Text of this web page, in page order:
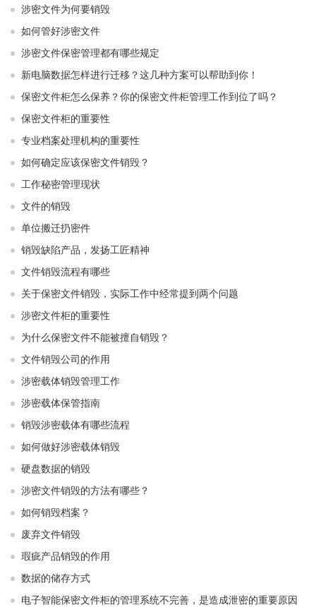
涉密文件为何要销毁
如何管好涉密文件
涉密文件保密管理都有哪些规定
新电脑数据怎样进行迁移？这几种方案可以帮助到你！
保密文件柜怎么保养？你的保密文件柜管理工作到位了吗？
保密文件柜的重要性
专业档案处理机构的重要性
如何确定应该保密文件销毁？
工作秘密管理现状
文件的销毁
单位搬迁扔密件
销毁缺陷产品，发扬工匠精神
文件销毁流程有哪些
关于保密文件销毁，实际工作中经常提到两个问题
涉密文件柜的重要性
为什么保密文件不能被擅自销毁？
文件销毁公司的作用
涉密载体销毁管理工作
涉密载体保管指南
销毁涉密载体有哪些流程
如何做好涉密载体销毁
硬盘数据的销毁
涉密文件销毁的方法有哪些？
如何销毁档案？
废弃文件销毁
瑕疵产品销毁的作用
数据的储存方式
电子智能保密文件柜的管理系统不完善，是造成泄密的重要原因